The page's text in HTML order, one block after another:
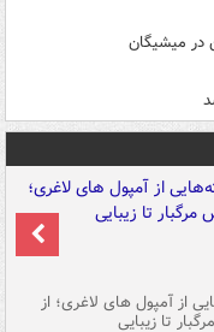
در میشیگان
از آمپول های لاغری؛ از
تا زیبایی